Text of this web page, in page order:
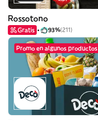
Rossotono
Gratis 93%(211)
Promo en algunos productos